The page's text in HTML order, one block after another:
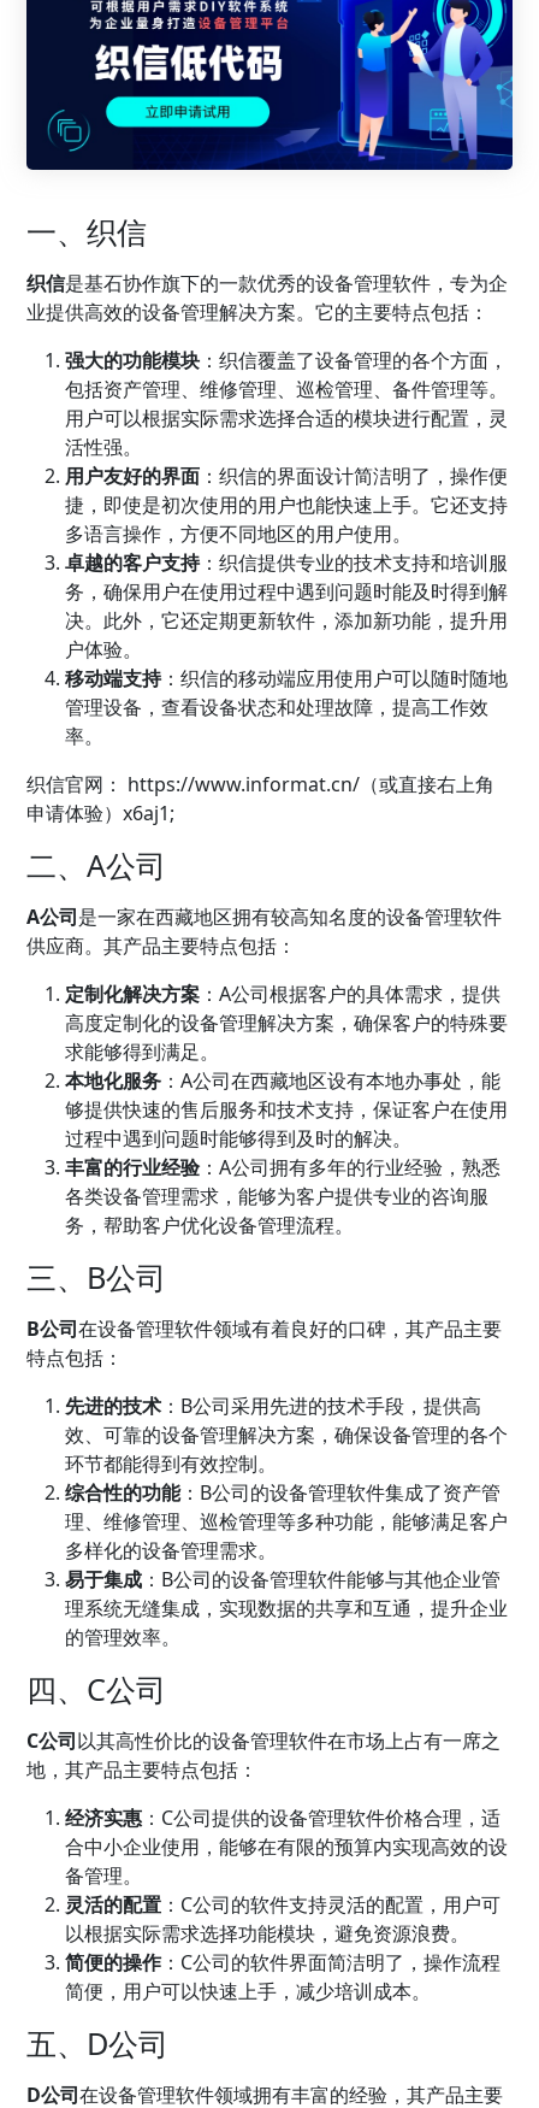
一、织信
织信是基石协作旗下的一款优秀的设备管理软件，专为企
业提供高效的设备管理解决方案。它的主要特点包括：
强大的功能模块 ：织信覆盖了设备管理的各个方面，
包括资产管理、维修管理、巡检管理、备件管理等。
用户可以根据实际需求选择合适的模块进行配置，灵
活性强。
用户友好的界面 ：织信的界面设计简洁明了，操作便
捷，即使是初次使用的用户也能快速上手。它还支持
多语言操作，方便不同地区的用户使用。
卓越的客户支持：织信提供专业的技术支持和培训服
务，确保用户在使用过程中遇到问题时能及时得到解
决。此外，它还定期更新软件，添加新功能，提升用
户体验。
移动端支持：织信的移动端应用使用户可以随时随地
管理设备，查看设备状态和处理故障，提高工作效
率。
织信官网： https://www.informat.cn/（或直接右上角
申请体验）x6aj1;
二、A公司
A公司是一家在西藏地区拥有较高知名度的设备管理软件
供应商。其产品主要特点包括：
定制化解决方案 ：A公司根据客户的具体需求，提供
高度定制化的设备管理解决方案，确保客户的特殊要
求能够得到满足。
本地化服务 ：A公司在西藏地区设有本地办事处，能
够提供快速的售后服务和技术支持，保证客户在使用
过程中遇到问题时能够得到及时的解决。
丰富的行业经验：A公司拥有多年的行业经验，熟悉
各类设备管理需求，能够为客户提供专业的咨询服
务，帮助客户优化设备管理流程。
三、B公司
B公司在设备管理软件领域有着良好的口碑，其产品主要
特点包括：
先进的技术 ：B公司采用先进的技术手段，提供高
效、可靠的设备管理解决方案，确保设备管理的各个
环节都能得到有效控制。
综合性的功能：B公司的设备管理软件集成了资产管
理、维修管理、巡检管理等多种功能，能够满足客户
多样化的设备管理需求。
易于集成 ：B公司的设备管理软件能够与其他企业管
理系统无缝集成，实现数据的共享和互通，提升企业
的管理效率。
四、C公司
C公司以其高性价比的设备管理软件在市场上占有一席之
地，其产品主要特点包括：
经济实惠 ：C公司提供的设备管理软件价格合理，适
合中小企业使用，能够在有限的预算内实现高效的设
备管理。
灵活的配置 ：C公司的软件支持灵活的配置，用户可
以根据实际需求选择功能模块，避免资源浪费。
简便的操作：C公司的软件界面简洁明了，操作流程
简便，用户可以快速上手，减少培训成本。
五、D公司
D公司在设备管理软件领域拥有丰富的经验，其产品主要